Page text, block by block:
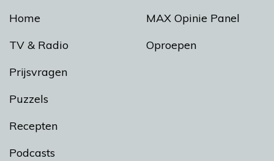
Home
TV & Radio
Prijsvragen
Puzzels
Recepten
Podcasts
MAX Opinie Panel
Oproepen